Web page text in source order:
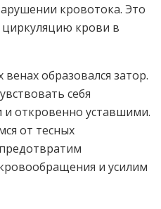
кровотока. Это
крови в
образовался затор.
себя
откровенно уставшими.
от тесных
и усилим